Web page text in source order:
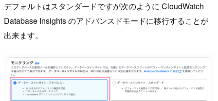
デフォルトはスタンダードですが次のように CloudWatch
Database Insights のアドバンスドモードに移行することが
出来ます。